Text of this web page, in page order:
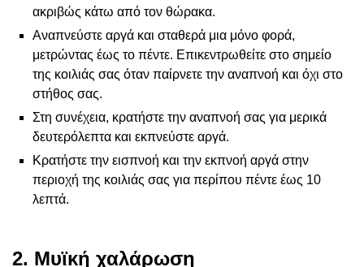
ακριβώς κάτω από τον θώρακα.
Αναπνεύστε αργά και σταθερά μια μόνο φορά,
μετρώντας έως το πέντε. Επικεντρωθείτε στο σημείο
της κοιλιάς σας όταν παίρνετε την αναπνοή και όχι στο
στήθος σας.
Στη συνέχεια, κρατήστε την αναπνοή σας για μερικά
δευτερόλεπτα και εκπνεύστε αργά.
Κρατήστε την εισπνοή και την εκπνοή αργά στην
περιοχή της κοιλιάς σας για περίπου πέντε έως 10
λεπτά.
2. Μυϊκή χαλάρωση